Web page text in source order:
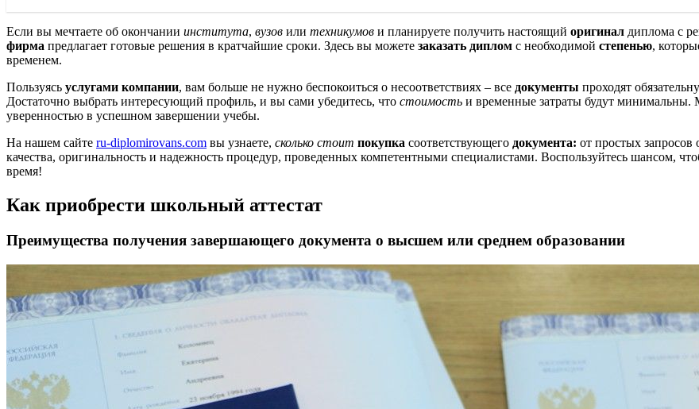
Если вы мечтаете об окончании института, вузов или техникумов и планируете получить настоящий оригинал диплома с
фирма предлагает готовые решения в кратчайшие сроки. Здесь вы можете заказать диплом с необходимой степенью,
временем.
Пользуясь услугами компании, вам больше не нужно беспокоиться о несоответствиях – все документы проходят
Достаточно выбрать интересующий профиль, и вы сами убедитесь, что стоимость и временные затраты будут минимальны.
уверенностью в успешном завершении учебы.
На нашем сайте ru-diplomirovans.com вы узнаете, сколько стоит покупка соответствующего документа: от простых запросов
качества, оригинальность и надежность процедур, проведенных компетентными специалистами. Воспользуйтесь шансом,
время!
Как приобрести школьный аттестат
Преимущества получения завершающего документа о высшем или среднем образовании